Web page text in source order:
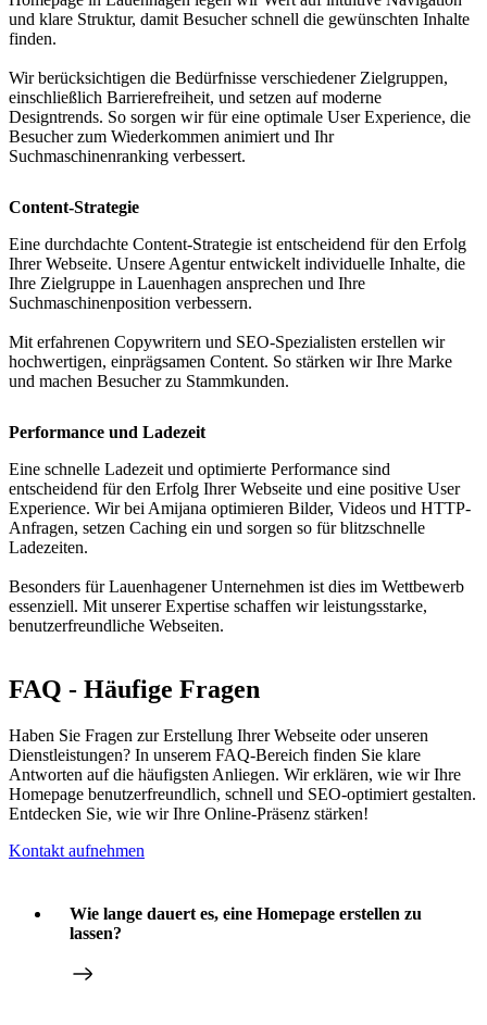
und klare Struktur, damit Besucher schnell die gewünschten Inhalte
finden.
Wir berücksichtigen die Bedürfnisse verschiedener Zielgruppen,
einschließlich Barrierefreiheit, und setzen auf moderne
Designtrends. So sorgen wir für eine optimale User Experience, die
Besucher zum Wiederkommen animiert und Ihr
Suchmaschinenranking verbessert.
Content-Strategie
Eine durchdachte Content-Strategie ist entscheidend für den Erfolg
Ihrer Webseite. Unsere Agentur entwickelt individuelle Inhalte, die
Ihre Zielgruppe in Lauenhagen ansprechen und Ihre
Suchmaschinenposition verbessern.
Mit erfahrenen Copywritern und SEO-Spezialisten erstellen wir
hochwertigen, einprägsamen Content. So stärken wir Ihre Marke
und machen Besucher zu Stammkunden.
Performance und Ladezeit
Eine schnelle Ladezeit und optimierte Performance sind
entscheidend für den Erfolg Ihrer Webseite und eine positive User
Experience. Wir bei Amijana optimieren Bilder, Videos und HTTP-
Anfragen, setzen Caching ein und sorgen so für blitzschnelle
Ladezeiten.
Besonders für Lauenhagener Unternehmen ist dies im Wettbewerb
essenziell. Mit unserer Expertise schaffen wir leistungsstarke,
benutzerfreundliche Webseiten.
FAQ - Häufige Fragen
Haben Sie Fragen zur Erstellung Ihrer Webseite oder unseren
Dienstleistungen? In unserem FAQ-Bereich finden Sie klare
Antworten auf die häufigsten Anliegen. Wir erklären, wie wir Ihre
Homepage benutzerfreundlich, schnell und SEO-optimiert gestalten.
Entdecken Sie, wie wir Ihre Online-Präsenz stärken!
Kontakt aufnehmen
Wie lange dauert es, eine Homepage erstellen zu
lassen?